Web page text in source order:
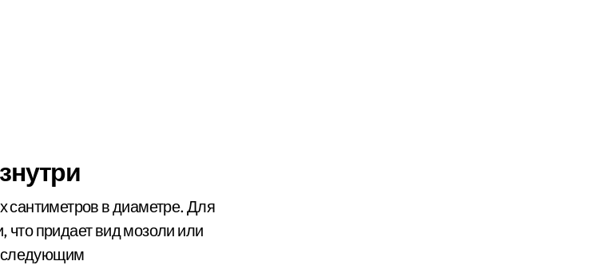
сантиметров в диаметре. Для
что придает вид мозоли или
следующим